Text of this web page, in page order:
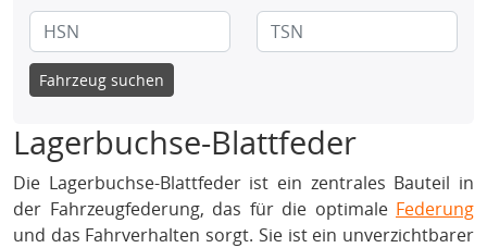
Fahrzeug suchen
Lagerbuchse-Blattfeder
Die Lagerbuchse-Blattfeder ist ein zentrales Bauteil in
der Fahrzeugfederung, das für die optimale Federung
und das Fahrverhalten sorgt. Sie ist ein unverzichtbarer